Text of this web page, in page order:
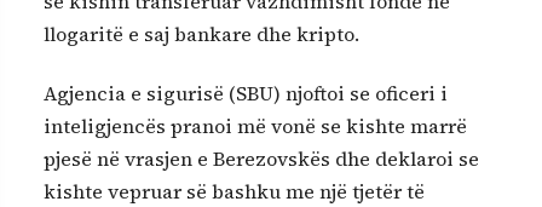
llogaritë e saj bankare dhe kripto.
Agjencia e sigurisë (SBU) njoftoi se oficeri i
inteligjencës pranoi më vonë se kishte marrë
pjesë në vrasjen e Berezovskës dhe deklaroi se
kishte vepruar së bashku me një tjetër të